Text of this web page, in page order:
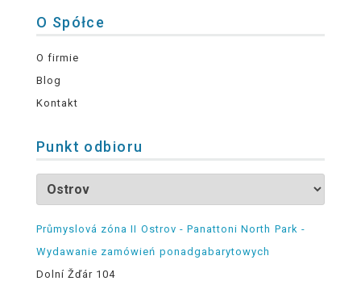
O Spółce
O firmie
Blog
Kontakt
Punkt odbioru
Průmyslová zóna II Ostrov - Panattoni North Park -
Wydawanie zamówień ponadgabarytowych
Dolní Žďár 104